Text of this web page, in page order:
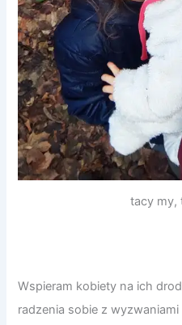
tacy my,
Wspieram kobiety na ich
radzenia sobie z